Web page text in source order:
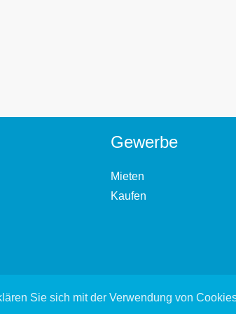
Gewerbe
Mieten
Kaufen
Sie sich mit der Verwendung von